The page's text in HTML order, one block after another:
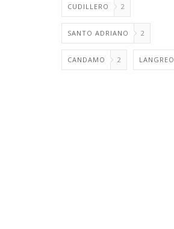
CUDILLERO 2
SANTO ADRIANO 2
CANDAMO 2 LANGREO